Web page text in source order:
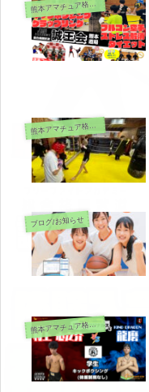
熊本アマチュア格闘技大会「健軍オリジナルス」関連
熊本アマチュア格闘技大会「健軍オリジナルス」関連
ブログ/お知らせ
熊本アマチュア格闘技大会「健軍オリジナルス」関連